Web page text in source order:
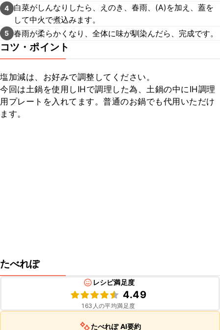
4
白菜がしんなりしたら、えのき、春雨、(A)を加え、蓋を
して中火で煮込みます。
5 春雨が柔らかくなり、全体に味が馴染んだら、完成です。
コツ・ポイント
塩加減は、お好みで調整してください。
今回は土鍋を使用しIHで調理した為、土鍋の中にIH調理
用プレートを入れてます。普通のお鍋でも代用いただけ
ます。
たべれぽ
レシピ満足度
4.49
163 人の平均満足度
たべれぽ AI要約